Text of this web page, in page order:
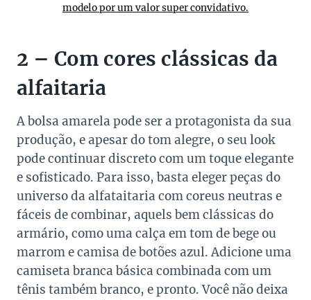
modelo por um valor super convidativo.
2 – Com cores clássicas da
alfaitaria
A bolsa amarela pode ser a protagonista da sua
produção, e apesar do tom alegre, o seu look
pode continuar discreto com um toque elegante
e sofisticado. Para isso, basta eleger peças do
universo da alfataitaria com coreus neutras e
fáceis de combinar, aquels bem clássicas do
armário, como uma calça em tom de bege ou
marrom e camisa de botões azul. Adicione uma
camiseta branca básica combinada com um
tênis também branco, e pronto. Você não deixa